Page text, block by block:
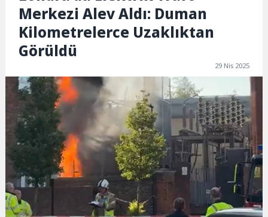
Merkezi Alev Aldı: Duman
Kilometrelerce Uzaklıktan
Görüldü
29 Nis 2025